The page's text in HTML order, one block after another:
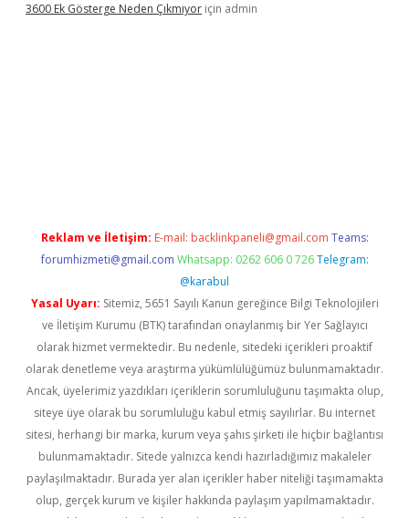
3600 Ek Gösterge Neden Çıkmıyor için admin
Reklam ve İletişim: E-mail: backlinkpaneli@gmail.com Teams:
forumhizmeti@gmail.com Whatsapp: 0262 606 0 726 Telegram:
@karabul
Yasal Uyarı: Sitemiz, 5651 Sayılı Kanun gereğince Bilgi Teknolojileri
ve İletişim Kurumu (BTK) tarafından onaylanmış bir Yer Sağlayıcı
olarak hizmet vermektedir. Bu nedenle, sitedeki içerikleri proaktif
olarak denetleme veya araştırma yükümlülüğümüz bulunmamaktadır.
Ancak, üyelerimiz yazdıkları içeriklerin sorumluluğunu taşımakta olup,
siteye üye olarak bu sorumluluğu kabul etmiş sayılırlar. Bu internet
sitesi, herhangi bir marka, kurum veya şahıs şirketi ile hiçbir bağlantısı
bulunmamaktadır. Sitede yalnızca kendi hazırladığımız makaleler
paylaşılmaktadır. Burada yer alan içerikler haber niteliği taşımamakta
olup, gerçek kurum ve kişiler hakkında paylaşım yapılmamaktadır.